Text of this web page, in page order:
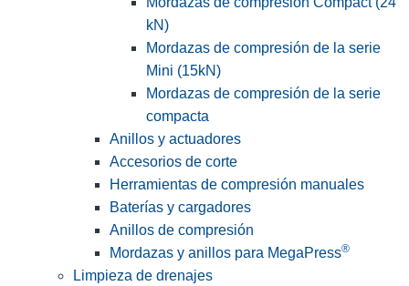
kN)
Mordazas de compresión de la serie
Mini (15kN)
Mordazas de compresión de la serie
compacta
Anillos y actuadores
Accesorios de corte
Herramientas de compresión manuales
Baterías y cargadores
Anillos de compresión
Mordazas y anillos para MegaPress®
Limpieza de drenajes